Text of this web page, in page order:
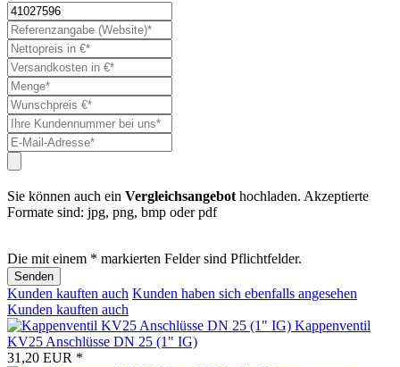
Sie können auch ein Vergleichsangebothochladen. Akzeptierte
Formate sind: jpg, png, bmp oder pdf
Die mit einem * markierten Felder sind Pflichtfelder.
Senden
Kunden kauften auch Kunden haben sich ebenfalls angesehen
Kunden kauften auch
Kappenventil
KV25 Anschlüsse DN 25 (1" IG)
31,20 EUR *